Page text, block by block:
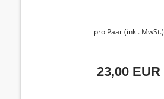
pro Paar (inkl. MwSt.)
23,00 EUR